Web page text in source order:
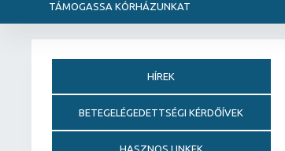
TÁMOGASSA KÓRHÁZUNKAT
HÍREK
BETEGELÉGEDETTSÉGI KÉRDŐÍVEK